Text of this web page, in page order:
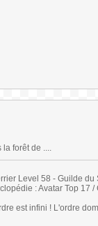
la forêt de ....
Level 58 - Guilde
: Avatar Top 17 /
est infini ! L'ordre